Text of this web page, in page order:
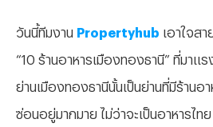
วันนี้ทีมงาน Propertyhub เอาใจส
“10 ร้านอาหารเมืองทองธานี” ที่มาแ
ย่านเมืองทองธานีนั้นเป็นย่านที่มีร้าน
ซ่อนอยู่มากมาย ไม่ว่าจะเป็นอาหารไท